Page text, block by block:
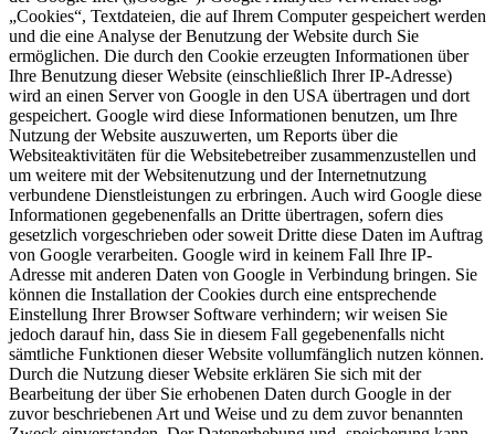
„Cookies“, Textdateien, die auf Ihrem Computer gespeichert werden
und die eine Analyse der Benutzung der Website durch Sie
ermöglichen. Die durch den Cookie erzeugten Informationen über
Ihre Benutzung dieser Website (einschließlich Ihrer IP-Adresse)
wird an einen Server von Google in den USA übertragen und dort
gespeichert. Google wird diese Informationen benutzen, um Ihre
Nutzung der Website auszuwerten, um Reports über die
Websiteaktivitäten für die Websitebetreiber zusammenzustellen und
um weitere mit der Websitenutzung und der Internetnutzung
verbundene Dienstleistungen zu erbringen. Auch wird Google diese
Informationen gegebenenfalls an Dritte übertragen, sofern dies
gesetzlich vorgeschrieben oder soweit Dritte diese Daten im Auftrag
von Google verarbeiten. Google wird in keinem Fall Ihre IP-
Adresse mit anderen Daten von Google in Verbindung bringen. Sie
können die Installation der Cookies durch eine entsprechende
Einstellung Ihrer Browser Software verhindern; wir weisen Sie
jedoch darauf hin, dass Sie in diesem Fall gegebenenfalls nicht
sämtliche Funktionen dieser Website vollumfänglich nutzen können.
Durch die Nutzung dieser Website erklären Sie sich mit der
Bearbeitung der über Sie erhobenen Daten durch Google in der
zuvor beschriebenen Art und Weise und zu dem zuvor benannten